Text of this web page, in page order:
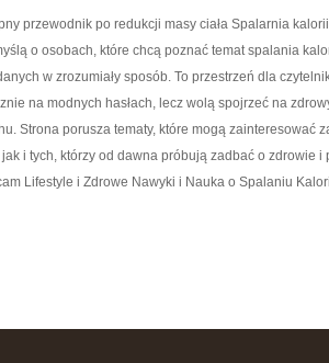
przewodnik po redukcji masy ciała Spalarnia
o osobach, które chcą poznać temat spalania
w zrozumiały sposób. To przestrzeń dla
na modnych hasłach, lecz wolą spojrzeć na
Strona porusza tematy, które mogą zainteresować
i tych, którzy od dawna próbują zadbać o zdrowie i
Lifestyle i Zdrowe Nawyki i Nauka o Spalaniu